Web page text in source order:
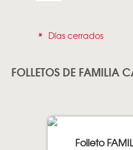
* Días cerrados
FOLLETOS DE FAMILIA
Folleto